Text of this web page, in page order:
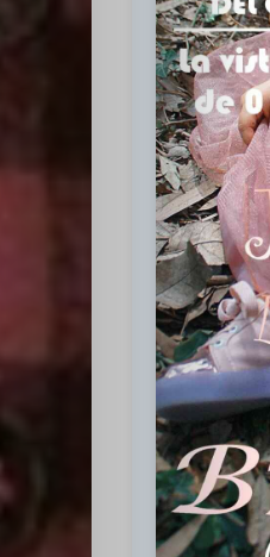
Inicio
Casting
Bershka
Casting